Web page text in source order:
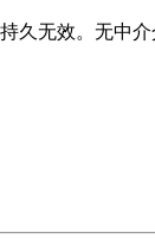
无效。无中